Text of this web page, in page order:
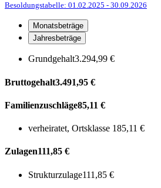
Besoldungstabelle: 01.02.2025 - 30.09.2026
Monatsbeträge
Jahresbeträge
Grundgehalt3.294,99 €
Bruttogehalt3.491,95 €
Familienzuschläge85,11 €
verheiratet, Ortsklasse 185,11 €
Zulagen111,85 €
Strukturzulage111,85 €